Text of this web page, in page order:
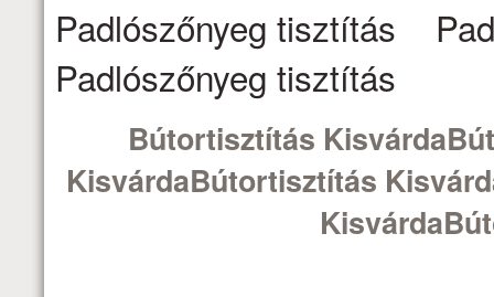
Padlószőnyeg tisztítás
Padlószőnyeg tisztítás
Bútortisztítás
KisvárdaBútortisztítás